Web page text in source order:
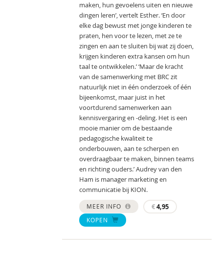
maken, hun gevoelens uiten en nieuwe
dingen leren’, vertelt Esther. ‘En door
elke dag bewust met jonge kinderen te
praten, hen voor te lezen, met ze te
zingen en aan te sluiten bij wat zij doen,
krijgen kinderen extra kansen om hun
taal te ontwikkelen.’ ‘Maar de kracht
van de samenwerking met BRC zit
natuurlijk niet in één onderzoek of één
bijeenkomst, maar juist in het
voortdurend samenwerken aan
kennisvergaring en -deling. Het is een
mooie manier om de bestaande
pedagogische kwaliteit te
onderbouwen, aan te scherpen en
overdraagbaar te maken, binnen teams
en richting ouders.’ Audrey van den
Ham is manager marketing en
communicatie bij KION.
MEER INFO €4,95
KOPEN